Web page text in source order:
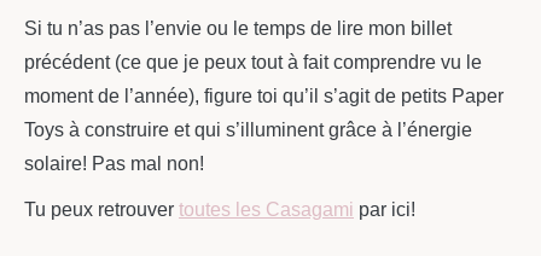
Si tu n’as pas l’envie ou le temps de lire mon billet
précédent (ce que je peux tout à fait comprendre vu le
moment de l’année), figure toi qu’il s’agit de petits Paper
Toys à construire et qui s’illuminent grâce à l’énergie
solaire! Pas mal non!
Tu peux retrouver toutes les Casagami par ici!